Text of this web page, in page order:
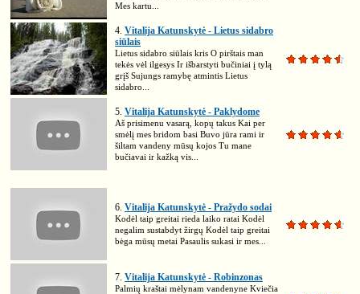
Mes kartu...
4. Vitalija Katunskytė - Lietus sidabro
siūlais
Lietus sidabro siūlais kris O pirštais man
tekės vėl ilgesys Ir išbarstyti bučiniai į tylą
grįš Sujungs ramybę atmintis Lietus
sidabro...
5. Vitalija Katunskytė - Paklydome
Aš prisimenu vasarą, kopų takus Kai per
smėlį mes bridom basi Buvo jūra rami ir
šiltam vandeny mūsų kojos Tu mane
bučiavai ir kažką vis...
6. Vitalija Katunskytė - Pražydo sodai
Kodėl taip greitai rieda laiko ratai Kodėl
negalim sustabdyt žirgų Kodėl taip greitai
bėga mūsų metai Pasaulis sukasi ir mes...
7. Vitalija Katunskytė - Robinzonas
Palmių kraštai mėlynam vandenyne Kviečia